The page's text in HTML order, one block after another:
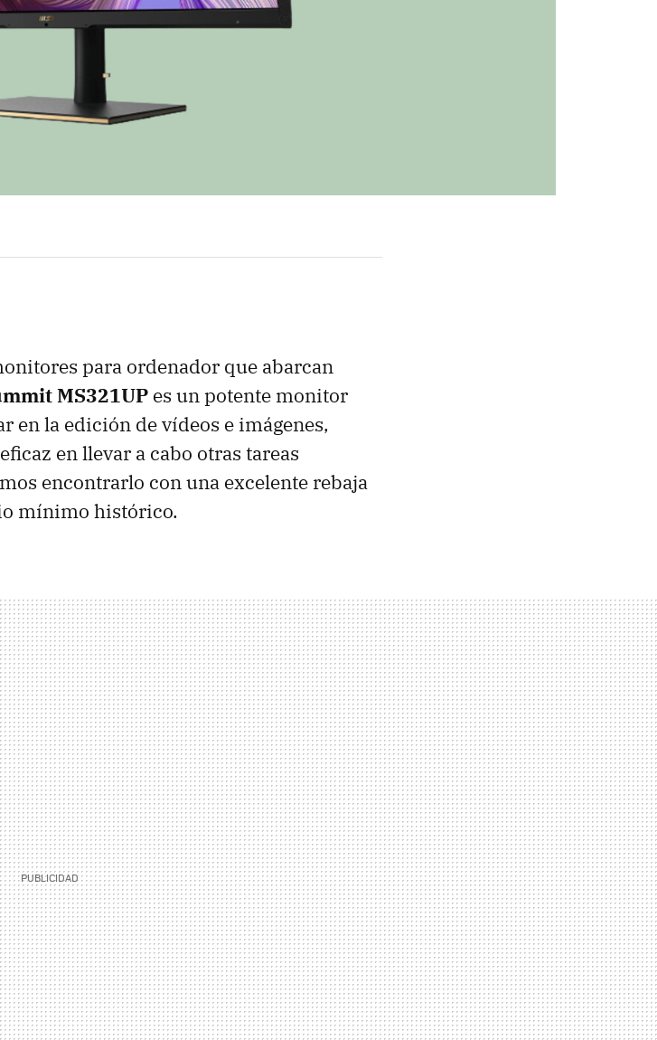
para ordenador que abarcan
MS321UP es un potente monitor
en la edición de vídeos e imágenes,
en llevar a cabo otras tareas
encontrarlo con una excelente rebaja
mínimo histórico.